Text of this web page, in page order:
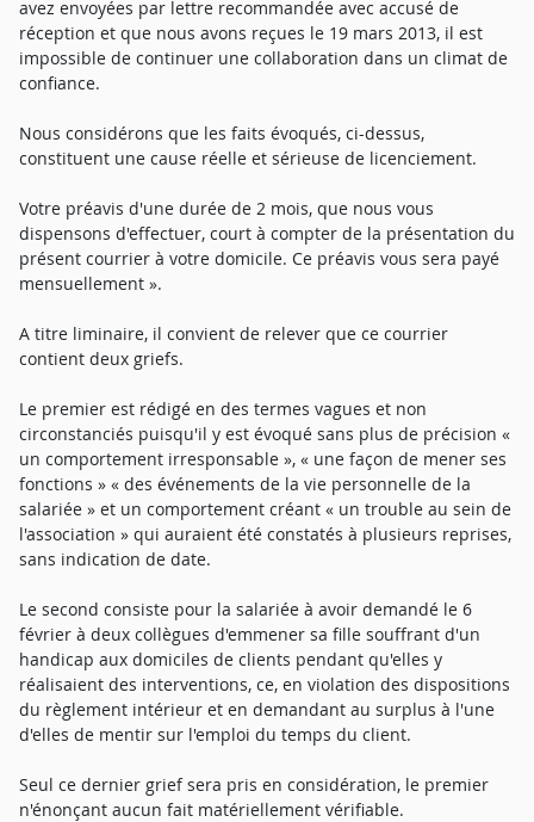
avez envoyées par lettre recommandée avec accusé de
réception et que nous avons reçues le 19 mars 2013, il est
impossible de continuer une collaboration dans un climat de
confiance.
Nous considérons que les faits évoqués, ci-dessus,
constituent une cause réelle et sérieuse de licenciement.
Votre préavis d'une durée de 2 mois, que nous vous
dispensons d'effectuer, court à compter de la présentation du
présent courrier à votre domicile. Ce préavis vous sera payé
mensuellement ».
A titre liminaire, il convient de relever que ce courrier
contient deux griefs.
Le premier est rédigé en des termes vagues et non
circonstanciés puisqu'il y est évoqué sans plus de précision «
un comportement irresponsable », « une façon de mener ses
fonctions » « des événements de la vie personnelle de la
salariée » et un comportement créant « un trouble au sein de
l'association » qui auraient été constatés à plusieurs reprises,
sans indication de date.
Le second consiste pour la salariée à avoir demandé le 6
février à deux collègues d'emmener sa fille souffrant d'un
handicap aux domiciles de clients pendant qu'elles y
réalisaient des interventions, ce, en violation des dispositions
du règlement intérieur et en demandant au surplus à l'une
d'elles de mentir sur l'emploi du temps du client.
Seul ce dernier grief sera pris en considération, le premier
n'énonçant aucun fait matériellement vérifiable.